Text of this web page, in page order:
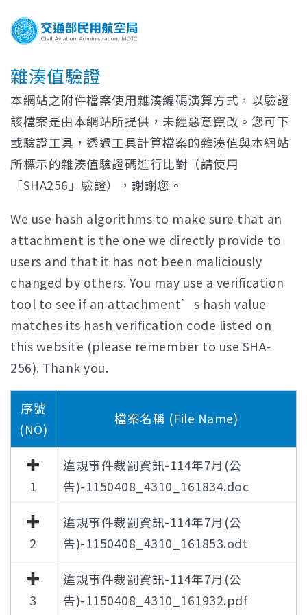
雜湊值驗證
本網站之附件檔案使用雜湊編碼演算方式，以驗證
該檔案是由本網站所提供，未經惡意竄改。您可下
載驗證工具，透過工具計算檔案的雜湊值與本網站
所標示的雜湊值驗證碼進行比對（請使用
「SHA256」驗證），謝謝您。
We use hash algorithms to make sure that an
attachment is the one we directly provide to
users and that it has not been maliciously
changed by others. You may use a verification
tool to see if an attachment’s hash value
matches its hash verification code listed on
this website (please remember to use SHA-
256). Thank you.
序號
(NO)
檔案名稱 (File Name)
1
違規事件裁罰資訊-114年7月(公
告)-1150408_4310_161834.doc
2
違規事件裁罰資訊-114年7月(公
告)-1150408_4310_161853.odt
3
違規事件裁罰資訊-114年7月(公
告)-1150408_4310_161932.pdf